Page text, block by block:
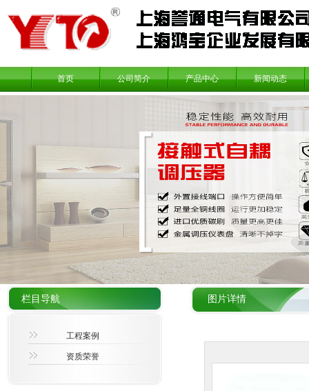
首页 公司简介 产品中心 新闻动态
栏目导航
工程案例
资质荣誉
图片详情